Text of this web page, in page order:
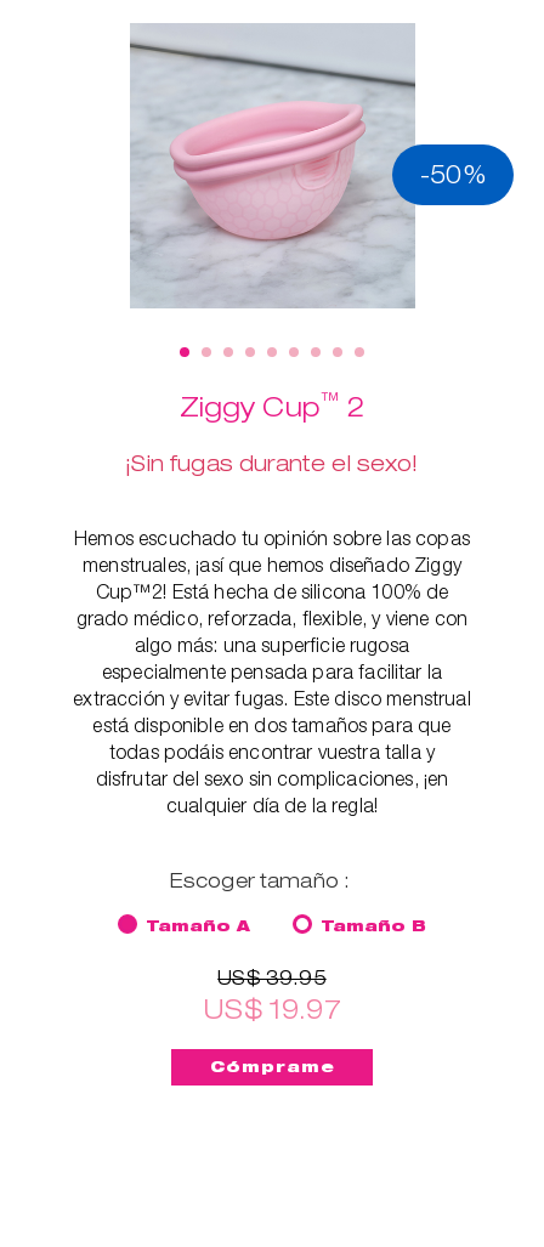
-50%
Ziggy Cup™ 2
¡Sin fugas durante el sexo!
Hemos escuchado tu opinión sobre las copas
menstruales, ¡así que hemos diseñado Ziggy
Cup™2! Está hecha de silicona 100% de
grado médico, reforzada, flexible, y viene con
algo más: una superficie rugosa
especialmente pensada para facilitar la
extracción y evitar fugas. Este disco menstrual
está disponible en dos tamaños para que
todas podáis encontrar vuestra talla y
disfrutar del sexo sin complicaciones, ¡en
cualquier día de la regla!
Escoger tamaño :
Tamaño A Tamaño B
US$ 39.95
US$ 19.97